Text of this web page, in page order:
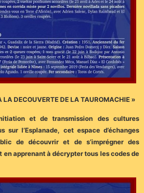
LA DECOUVERTE DE LA TAUROMACHIE »
et de transmission des cultures
sur l’Esplanade, cet espace d’échanges
de découvrir et de s’imprégner des
apprenant à décrypter tous les codes de